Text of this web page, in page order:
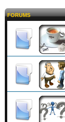
FORUMS